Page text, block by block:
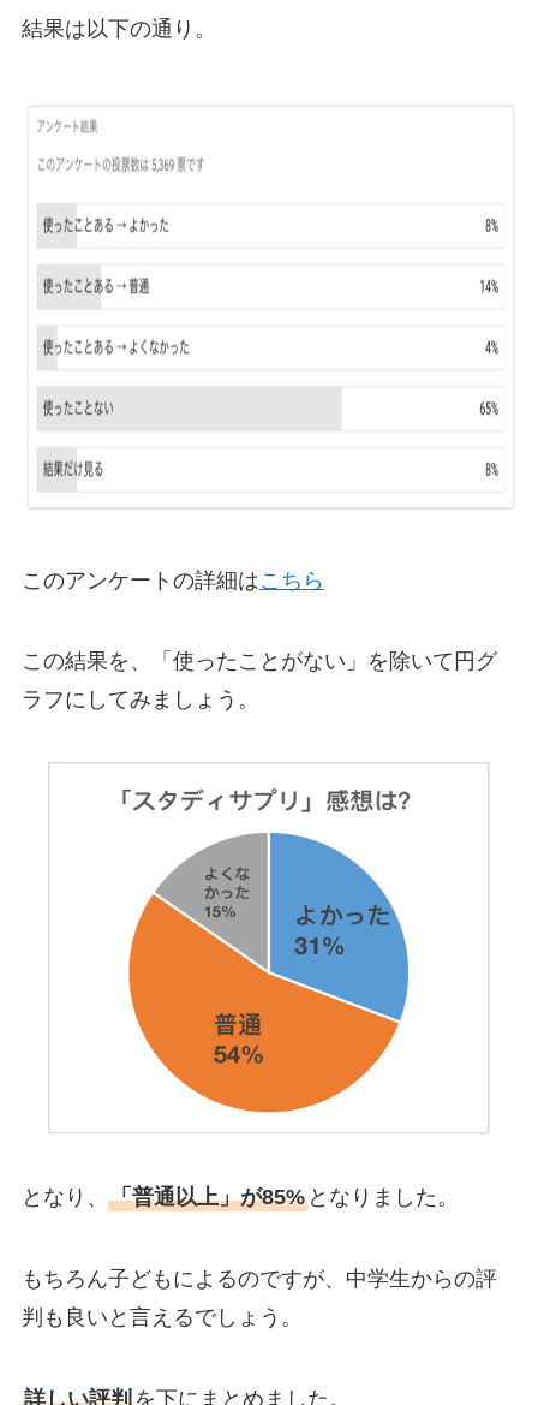
結果は以下の通り。
このアンケートの詳細はこちら
この結果を、「使ったことがない」を除いて円グ
ラフにしてみましょう。
となり、 「普通以上」が85%となりました。
もちろん子どもによるのですが、中学生からの評
判も良いと言えるでしょう。
詳しい評判を下にまとめました。